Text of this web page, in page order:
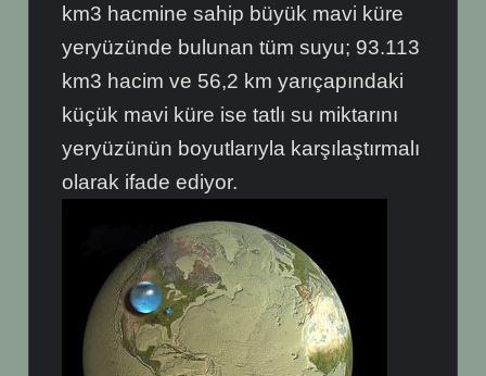
km3 hacmine sahip büyük mavi küre
yeryüzünde bulunan tüm suyu; 93.113
km3 hacim ve 56,2 km yarıçapındaki
küçük mavi küre ise tatlı su miktarını
yeryüzünün boyutlarıyla karşılaştırmalı
olarak ifade ediyor.